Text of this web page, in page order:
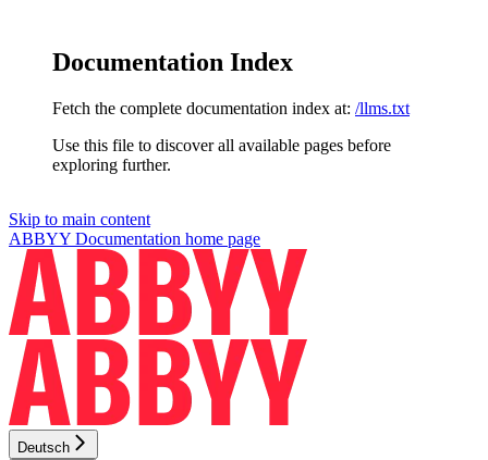
Documentation Index
Fetch the complete documentation index at: /llms.txt
Use this file to discover all available pages before
exploring further.
Skip to main content
ABBYY Documentation home page
Deutsch